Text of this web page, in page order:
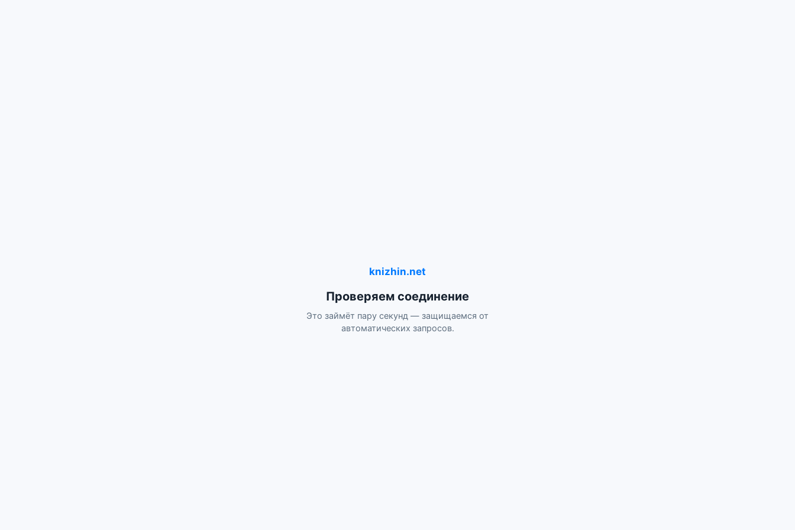
knizhin.net
Проверяем соединение
Это займёт пару секунд — защищаемся от
автоматических запросов.